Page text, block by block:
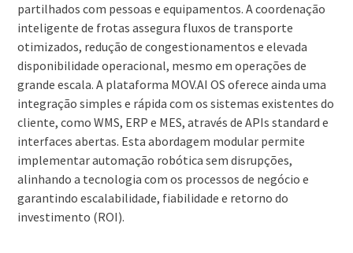
partilhados com pessoas e equipamentos. A coordenação
inteligente de frotas assegura fluxos de transporte
otimizados, redução de congestionamentos e elevada
disponibilidade operacional, mesmo em operações de
grande escala. A plataforma MOV.AI OS oferece ainda uma
integração simples e rápida com os sistemas existentes do
cliente, como WMS, ERP e MES, através de APIs standard e
interfaces abertas. Esta abordagem modular permite
implementar automação robótica sem disrupções,
alinhando a tecnologia com os processos de negócio e
garantindo escalabilidade, fiabilidade e retorno do
investimento (ROI).